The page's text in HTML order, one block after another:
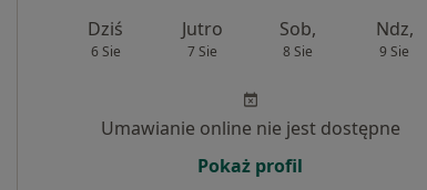
Dziś
6 Sie
Jutro
7 Sie
Sob,
8 Sie
Ndz,
9 Sie
Umawianie online nie jest dostępne
Pokaż profil